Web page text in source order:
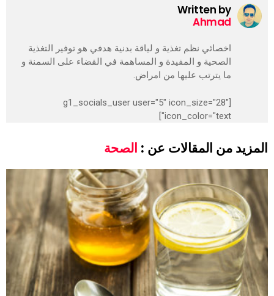
Written by
Ahmad
اخصائي نظم تغذية و لياقة بدنية هدفي هو توفير التغذية
الصحية و المفيدة و المساهمة في القضاء على السمنة و
ما يترتب عليها من امراض.
[g1_socials_user user="5" icon_size="28"
icon_color="text"]
المزيد من المقالات عن : الصحة